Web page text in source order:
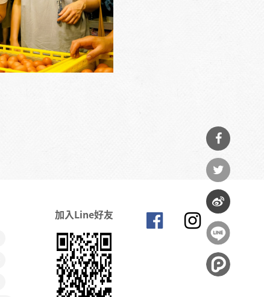
分享
到
Facebook
分享
到
Twitter
分享
到微
博
加入Line好友